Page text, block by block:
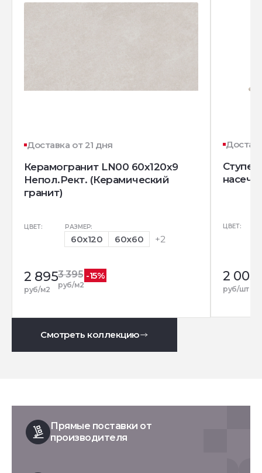
Доставка от 21 дня
Керамогранит LN00 60x120x9
Непол.Рект. (Керамический
гранит)
ЦВЕТ: РАЗМЕР:
60x120 60x60 +2
2 895
руб/м2
3 395
руб/м2
-15%
ЦВЕТ:
2 005
руб/шт
Смотреть коллекцию
Прямые поставки от
производителя